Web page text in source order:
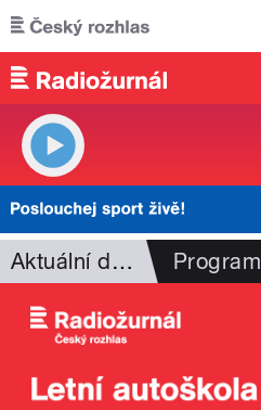
Přejít k hlavnímu obsahu
Aktuální dění Program